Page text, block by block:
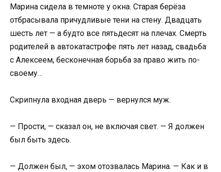
Марина сидела в темноте у окна. Старая берёза
отбрасывала причудливые тени на стену. Двадцать
шесть лет — а будто все пятьдесят на плечах. Смерть
родителей в автокатастрофе пять лет назад, свадьба
с Алексеем, бесконечная борьба за право жить по-
своему…
Скрипнула входная дверь — вернулся муж.
— Прости, — сказал он, не включая свет. — Я должен
был быть здесь.
— Должен был, — эхом отозвалась Марина. — Как и в